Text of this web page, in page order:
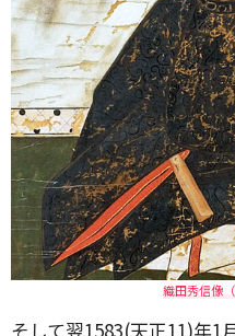
織田秀信像
そして翌1583(天正11)年1